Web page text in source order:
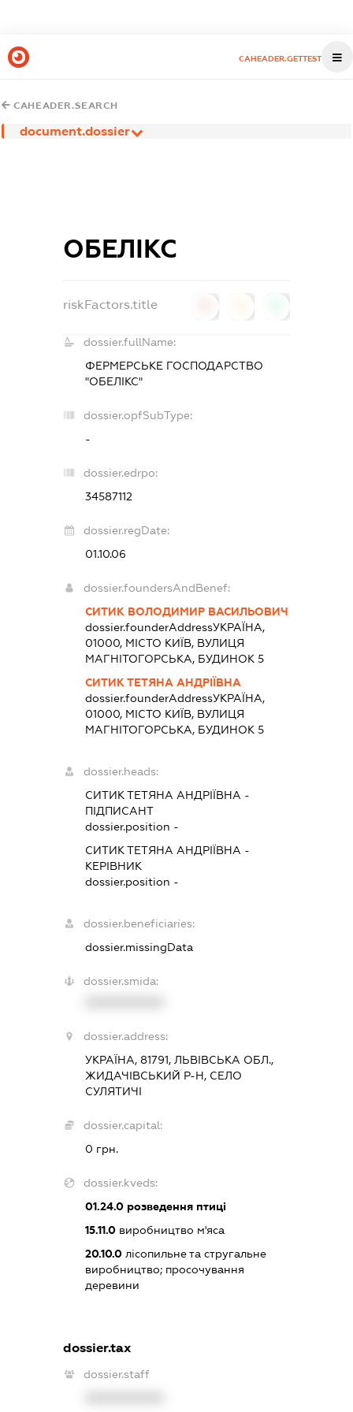
CAHEADER.GETTEST
CAHEADER.SEARCH
document.dossier
ОБЕЛІКС
riskFactors.title
dossier.fullName:
ФЕРМЕРСЬКЕ ГОСПОДАРСТВО
"ОБЕЛІКС"
dossier.opfSubType:
-
dossier.edrpo:
34587112
dossier.regDate:
01.10.06
dossier.foundersAndBenef:
СИТИК ВОЛОДИМИР ВАСИЛЬОВИЧ
dossier.founderAddressУКРАЇНА,
01000, МІСТО КИЇВ, ВУЛИЦЯ
МАГНІТОГОРСЬКА, БУДИНОК 5
СИТИК ТЕТЯНА АНДРІЇВНА
dossier.founderAddressУКРАЇНА,
01000, МІСТО КИЇВ, ВУЛИЦЯ
МАГНІТОГОРСЬКА, БУДИНОК 5
dossier.heads:
СИТИК ТЕТЯНА АНДРІЇВНА -
ПІДПИСАНТ
dossier.position -
СИТИК ТЕТЯНА АНДРІЇВНА -
КЕРІВНИК
dossier.position -
dossier.beneficiaries:
dossier.missingData
dossier.smida:
dossier.address:
УКРАЇНА, 81791, ЛЬВІВСЬКА ОБЛ.,
ЖИДАЧІВСЬКИЙ Р-Н, СЕЛО
СУЛЯТИЧІ
dossier.capital:
0 грн.
dossier.kveds:
01.24.0 розведення птиці
15.11.0 виробництво м'яса
20.10.0 лісопильне та стругальне
виробництво; просочування
деревини
dossier.tax
dossier.staff